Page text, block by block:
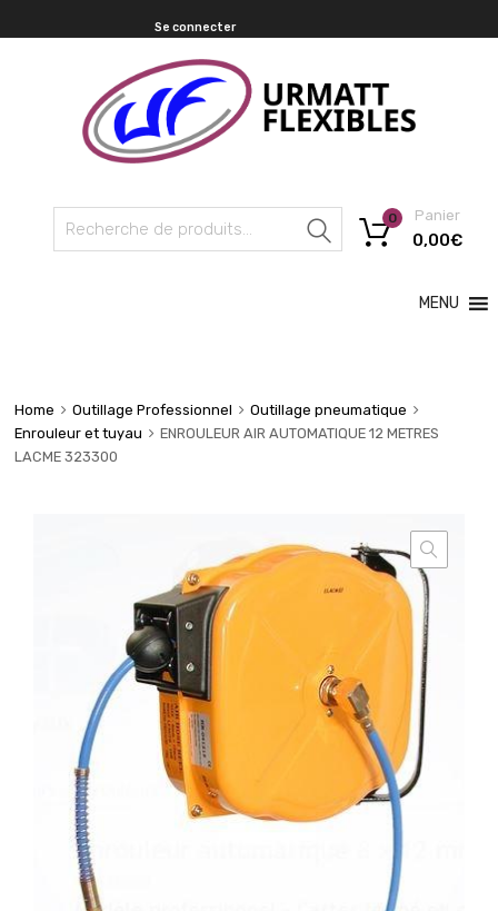
Se connecter
Recherche
Panier
0,00€
0
MENU
Home Outillage Professionnel
Outillage pneumatique
Enrouleur et tuyau
ENROULEUR AIR AUTOMATIQUE 12 METRES
LACME 323300